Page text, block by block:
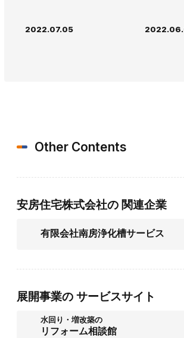
2022.07.05
Other Contents
安房住宅株式会社の 関連企業
有限会社南房浄化槽サービス
展開事業の サービスサイト
水回り・増改築の
リフォーム相談館